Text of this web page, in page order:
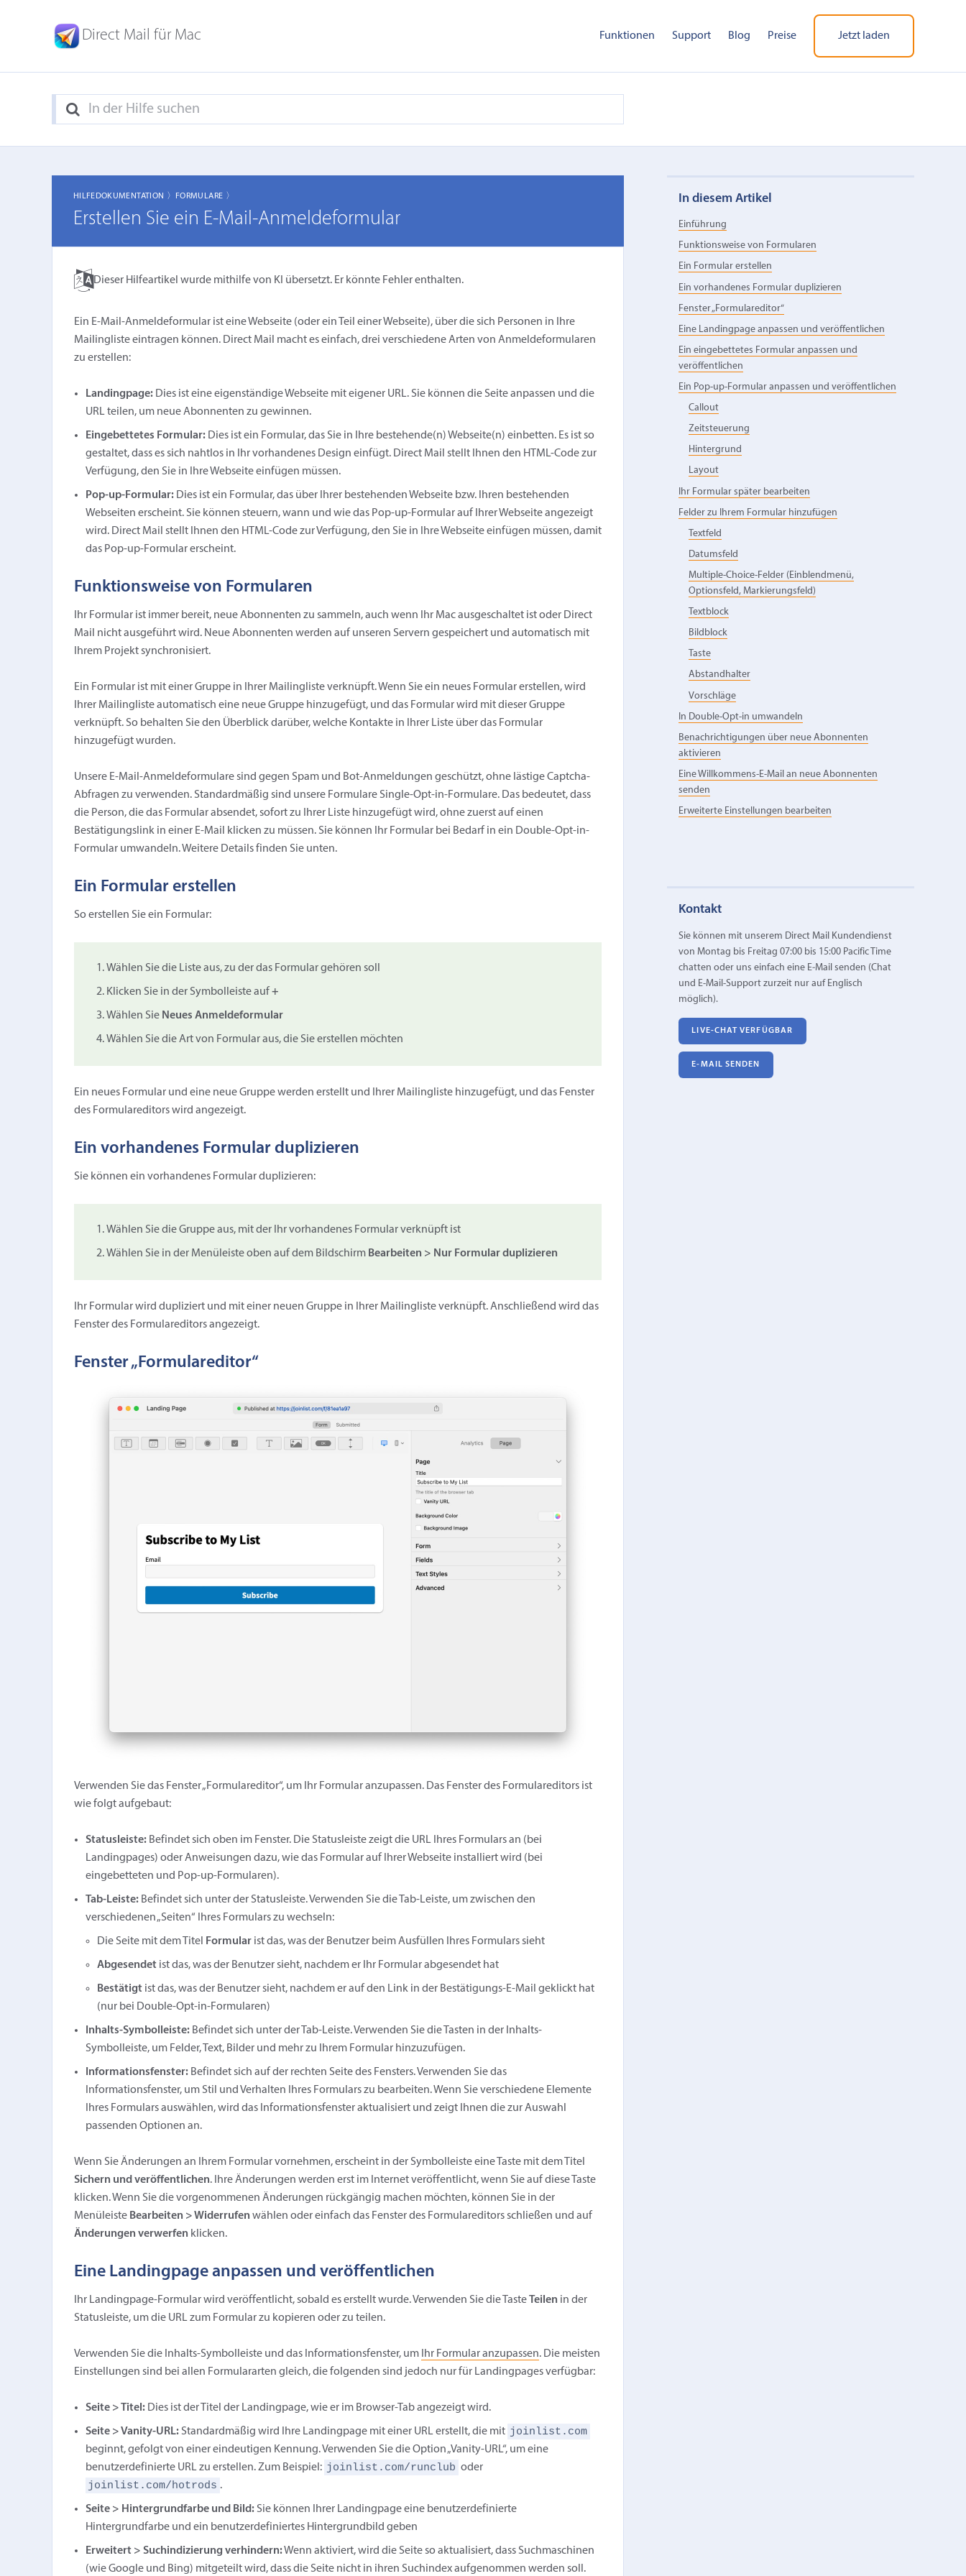
Direct Mail für Mac Funktionen Support Blog Preise Jetzt laden
HILFEDOKUMENTATION 〉 FORMULARE 〉
Erstellen Sie ein E-Mail-Anmeldeformular
Dieser Hilfeartikel wurde mithilfe von KI übersetzt. Er könnte Fehler enthalten.
Ein E-Mail-Anmeldeformular ist eine Webseite (oder ein Teil einer Webseite), über die sich Personen in Ihre
Mailingliste eintragen können. Direct Mail macht es einfach, drei verschiedene Arten von Anmeldeformularen
zu erstellen:
Landingpage:Dies ist eine eigenständige Webseite mit eigener URL. Sie können die Seite anpassen und die
URL teilen, um neue Abonnenten zu gewinnen.
Eingebettetes Formular:Dies ist ein Formular, das Sie in Ihre bestehende(n) Webseite(n) einbetten. Es ist so
gestaltet, dass es sich nahtlos in Ihr vorhandenes Design einfügt. Direct Mail stellt Ihnen den HTML-Code zur
Verfügung, den Sie in Ihre Webseite einfügen müssen.
Pop-up-Formular:Dies ist ein Formular, das über Ihrer bestehenden Webseite bzw. Ihren bestehenden
Webseiten erscheint. Sie können steuern, wann und wie das Pop-up-Formular auf Ihrer Webseite angezeigt
wird. Direct Mail stellt Ihnen den HTML-Code zur Verfügung, den Sie in Ihre Webseite einfügen müssen, damit
das Pop-up-Formular erscheint.
Funktionsweise von Formularen
Ihr Formular ist immer bereit, neue Abonnenten zu sammeln, auch wenn Ihr Mac ausgeschaltet ist oder Direct
Mail nicht ausgeführt wird. Neue Abonnenten werden auf unseren Servern gespeichert und automatisch mit
Ihrem Projekt synchronisiert.
Ein Formular ist mit einer Gruppe in Ihrer Mailingliste verknüpft. Wenn Sie ein neues Formular erstellen, wird
Ihrer Mailingliste automatisch eine neue Gruppe hinzugefügt, und das Formular wird mit dieser Gruppe
verknüpft. So behalten Sie den Überblick darüber, welche Kontakte in Ihrer Liste über das Formular
hinzugefügt wurden.
Unsere E-Mail-Anmeldeformulare sind gegen Spam und Bot-Anmeldungen geschützt, ohne lästige Captcha-
Abfragen zu verwenden. Standardmäßig sind unsere Formulare Single-Opt-in-Formulare. Das bedeutet, dass
die Person, die das Formular absendet, sofort zu Ihrer Liste hinzugefügt wird, ohne zuerst auf einen
Bestätigungslink in einer E-Mail klicken zu müssen. Sie können Ihr Formular bei Bedarf in ein Double-Opt-in-
Formular umwandeln. Weitere Details finden Sie unten.
Ein Formular erstellen
So erstellen Sie ein Formular:
Wählen Sie die Liste aus, zu der das Formular gehören soll
Klicken Sie in der Symbolleiste auf+
Wählen Sie Neues Anmeldeformular
Wählen Sie die Art von Formular aus, die Sie erstellen möchten
Ein neues Formular und eine neue Gruppe werden erstellt und Ihrer Mailingliste hinzugefügt, und das Fenster
des Formulareditors wird angezeigt.
Ein vorhandenes Formular duplizieren
Sie können ein vorhandenes Formular duplizieren:
Wählen Sie die Gruppe aus, mit der Ihr vorhandenes Formular verknüpft ist
Wählen Sie in der Menüleiste oben auf dem Bildschirm Bearbeiten > Nur Formular duplizieren
Ihr Formular wird dupliziert und mit einer neuen Gruppe in Ihrer Mailingliste verknüpft. Anschließend wird das
Fenster des Formulareditors angezeigt.
Fenster „Formulareditor“
Verwenden Sie das Fenster „Formulareditor“, um Ihr Formular anzupassen. Das Fenster des Formulareditors ist
wie folgt aufgebaut:
Statusleiste:Befindet sich oben im Fenster. Die Statusleiste zeigt die URL Ihres Formulars an (bei
Landingpages) oder Anweisungen dazu, wie das Formular auf Ihrer Webseite installiert wird (bei
eingebetteten und Pop-up-Formularen).
Tab-Leiste:Befindet sich unter der Statusleiste. Verwenden Sie die Tab-Leiste, um zwischen den
verschiedenen „Seiten“ Ihres Formulars zu wechseln:
Die Seite mit dem Titel Formularist das, was der Benutzer beim Ausfüllen Ihres Formulars sieht
Abgesendetist das, was der Benutzer sieht, nachdem er Ihr Formular abgesendet hat
Bestätigtist das, was der Benutzer sieht, nachdem er auf den Link in der Bestätigungs-E-Mail geklickt hat
(nur bei Double-Opt-in-Formularen)
Inhalts-Symbolleiste:Befindet sich unter der Tab-Leiste. Verwenden Sie die Tasten in der Inhalts-
Symbolleiste, um Felder, Text, Bilder und mehr zu Ihrem Formular hinzuzufügen.
Informationsfenster:Befindet sich auf der rechten Seite des Fensters. Verwenden Sie das
Informationsfenster, um Stil und Verhalten Ihres Formulars zu bearbeiten. Wenn Sie verschiedene Elemente
Ihres Formulars auswählen, wird das Informationsfenster aktualisiert und zeigt Ihnen die zur Auswahl
passenden Optionen an.
Wenn Sie Änderungen an Ihrem Formular vornehmen, erscheint in der Symbolleiste eine Taste mit dem Titel
Sichern und veröffentlichen. Ihre Änderungen werden erst im Internet veröffentlicht, wenn Sie auf diese Taste
klicken. Wenn Sie die vorgenommenen Änderungen rückgängig machen möchten, können Sie in der
Menüleiste Bearbeiten > Widerrufen wählen oder einfach das Fenster des Formulareditors schließen und auf
Änderungen verwerfen klicken.
Eine Landingpage anpassen und veröffentlichen
Ihr Landingpage-Formular wird veröffentlicht, sobald es erstellt wurde. Verwenden Sie die TasteTeilen in der
Statusleiste, um die URL zum Formular zu kopieren oder zu teilen.
Verwenden Sie die Inhalts-Symbolleiste und das Informationsfenster, um Ihr Formular anzupassen. Die meisten
Einstellungen sind bei allen Formulararten gleich, die folgenden sind jedoch nur für Landingpages verfügbar:
Seite > Titel:Dies ist der Titel der Landingpage, wie er im Browser-Tab angezeigt wird.
Seite > Vanity-URL:Standardmäßig wird Ihre Landingpage mit einer URL erstellt, die mit joinlist.com
beginnt, gefolgt von einer eindeutigen Kennung. Verwenden Sie die Option „Vanity-URL“, um eine
benutzerdefinierte URL zu erstellen. Zum Beispiel: joinlist.com/runclub oder
joinlist.com/hotrods .
Seite > Hintergrundfarbe und Bild:Sie können Ihrer Landingpage eine benutzerdefinierte
Hintergrundfarbe und ein benutzerdefiniertes Hintergrundbild geben
Erweitert > Suchindizierung verhindern:Wenn aktiviert, wird die Seite so aktualisiert, dass Suchmaschinen
(wie Google und Bing) mitgeteilt wird, dass die Seite nicht in ihren Suchindex aufgenommen werden soll.
In diesem Artikel
Einführung
Funktionsweise von Formularen
Ein Formular erstellen
Ein vorhandenes Formular duplizieren
Fenster „Formulareditor“
Eine Landingpage anpassen und veröffentlichen
Ein eingebettetes Formular anpassen und
veröffentlichen
Ein Pop-up-Formular anpassen und veröffentlichen
Callout
Zeitsteuerung
Hintergrund
Layout
Ihr Formular später bearbeiten
Felder zu Ihrem Formular hinzufügen
Textfeld
Datumsfeld
Multiple-Choice-Felder (Einblendmenü,
Optionsfeld, Markierungsfeld)
Textblock
Bildblock
Taste
Abstandhalter
Vorschläge
In Double-Opt-in umwandeln
Benachrichtigungen über neue Abonnenten
aktivieren
Eine Willkommens-E-Mail an neue Abonnenten
senden
Erweiterte Einstellungen bearbeiten
Kontakt
Sie können mit unserem Direct Mail Kundendienst
von Montag bis Freitag 07:00 bis 15:00 Pacific Time
chatten oder uns einfach eine E‑Mail senden (Chat
und E-Mail-Support zurzeit nur auf Englisch
möglich).
LIVE-CHAT VERFÜGBAR
E‑MAIL SENDEN